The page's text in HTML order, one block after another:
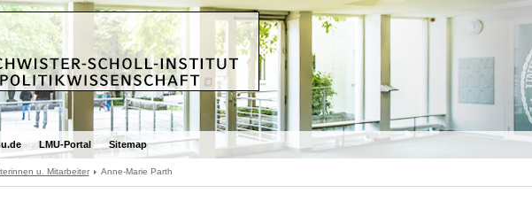
LMU-Portal Sitemap
u. Mitarbeiter Anne-Marie Parth